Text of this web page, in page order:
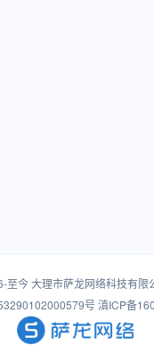
至今大理市萨龙网络科技有限
号 滇ICP备